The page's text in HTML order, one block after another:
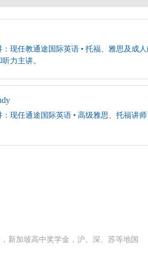
：现任教通途国际英语 • 托福、雅思及成人
力主讲。
：现任通途国际英语 • 高级雅思、托福讲师
新加坡高中奖学金，沪、深、苏等地国